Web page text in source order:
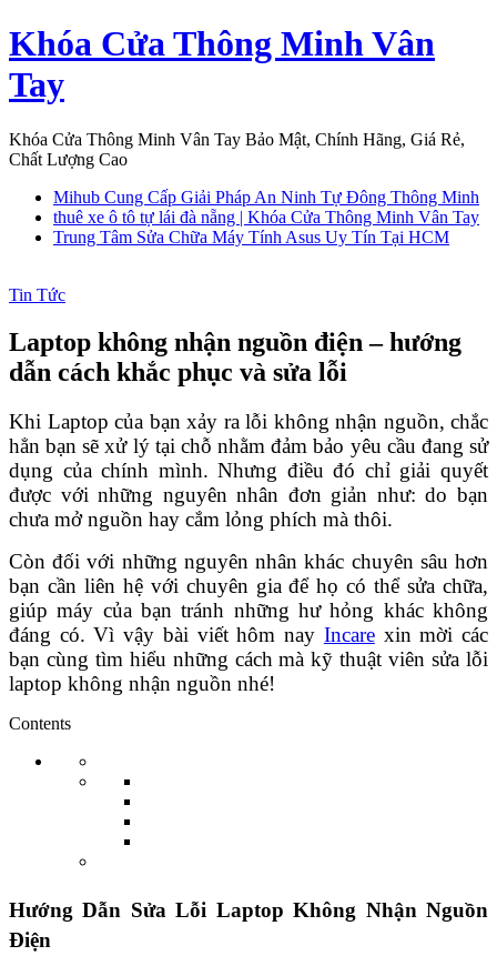
Skip
to
content
Khóa Cửa Thông Minh Vân
Tay
Khóa Cửa Thông Minh Vân Tay Bảo Mật, Chính Hãng, Giá Rẻ,
Chất Lượng Cao
Mihub Cung Cấp Giải Pháp An Ninh Tự Đông Thông Minh
thuê xe ô tô tự lái đà nẵng | Khóa Cửa Thông Minh Vân Tay
Trung Tâm Sửa Chữa Máy Tính Asus Uy Tín Tại HCM
Tin Tức
Laptop không nhận nguồn điện – hướng
dẫn cách khắc phục và sửa lỗi
Khi Laptop của bạn xảy ra lỗi không nhận nguồn, chắc
hẳn bạn sẽ xử lý tại chỗ nhằm đảm bảo yêu cầu đang sử
dụng của chính mình. Nhưng điều đó chỉ giải quyết
được với những nguyên nhân đơn giản như: do bạn
chưa mở nguồn hay cắm lỏng phích mà thôi.
Còn đối với những nguyên nhân khác chuyên sâu hơn
bạn cần liên hệ với chuyên gia để họ có thể sửa chữa,
giúp máy của bạn tránh những hư hỏng khác không
đáng có. Vì vậy bài viết hôm nay Incarexin mời các
bạn cùng tìm hiểu những cách mà kỹ thuật viên sửa lỗi
laptop không nhận nguồn nhé!
Contents
Hướng Dẫn Sửa Lỗi Laptop Không Nhận Nguồn
Điện